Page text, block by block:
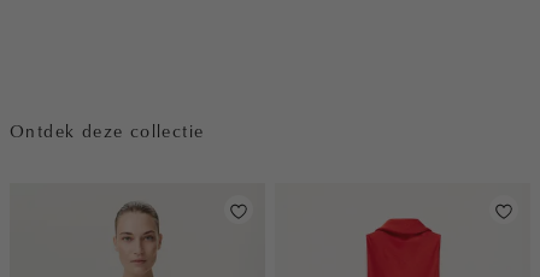
Ontdek deze collectie